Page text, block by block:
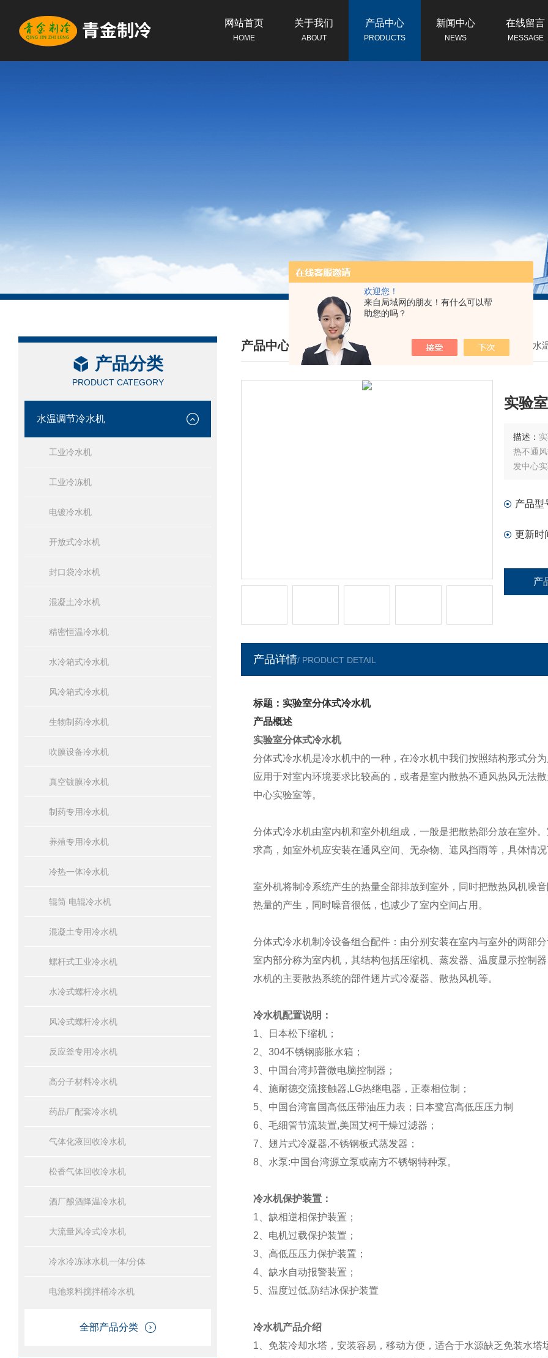
欢迎您！
来自局域网的朋友！有什么可以帮
助您的吗？
网站首页
HOME
关于我们
ABOUT
产品中心
PRODUCTS
新闻中心
NEWS
在线留言
MESSAGE
产品分类
PRODUCT CATEGORY
水温调节冷水机
工业冷水机
工业冷冻机
电镀冷水机
开放式冷水机
封口袋冷水机
混凝土冷水机
精密恒温冷水机
水冷箱式冷水机
风冷箱式冷水机
生物制药冷水机
吹膜设备冷水机
真空镀膜冷水机
制药专用冷水机
养殖专用冷水机
冷热一体冷水机
辊筒 电辊冷水机
混凝土专用冷水机
螺杆式工业冷水机
水冷式螺杆冷水机
风冷式螺杆冷水机
反应釜专用冷水机
高分子材料冷水机
药品厂配套冷水机
气体化液回收冷水机
松香气体回收冷水机
酒厂酿酒降温冷水机
大流量风冷式冷水机
冷水冷冻冰水机一体/分体
电池浆料搅拌桶冷水机
全部产品分类
产品中心
/ PRODUCTS CENTER
我的位置： >产品中心 水
实验
描述：
热不通
发中心实
产品型
更新时
产
产品详情/ PRODUCT DETAIL
标题：实验室分体式冷水机
产品概述
实验室分体式冷水机
分体式冷水机是冷水机中的一种，在冷水机中我们按照结构形式分
应用于对室内环境要求比较高的，或者是室内散热不通风热风无法
中心实验室等。
分体式冷水机由室内机和室外机组成，一般是把散热部分放在室外
求高，如室外机应安装在通风空间、无杂物、遮风挡雨等，具体情
室外机将制冷系统产生的热量全部排放到室外，同时把散热风机噪
热量的产生，同时噪音很低，也减少了室内空间占用。
分体式冷水机制冷设备组合配件：由分别安装在室内与室外的两部
室内部分称为室内机，其结构包括压缩机、蒸发器、温度显示控制
水机的主要散热系统的部件翅片式冷凝器、散热风机等。
冷水机配置说明：
1、日本松下缩机；
2、304不锈钢膨胀水箱；
3、中国台湾邦普微电脑控制器；
4、 施耐德交流接触器,LG热继电器，正泰相位制；
5、中国台湾富国高低压带油压力表；日本鹭宫高低压压力制
6、毛细管节流装置,美国艾柯干燥过滤器；
7、翅片式冷凝器,不锈钢板式蒸发器；
8、水泵:中国台湾源立泵或南方不锈钢特种泵。
冷水机保护装置：
1、 缺相逆相保护装置；
2、电机过载保护装置；
3、高低压压力保护装置；
4、缺水自动报警装置；
5、温度过低,防结冰保护装置
冷水机产品介绍
1、免装冷却水塔，安装容易，移动方便，适合于水源缺乏免装水塔